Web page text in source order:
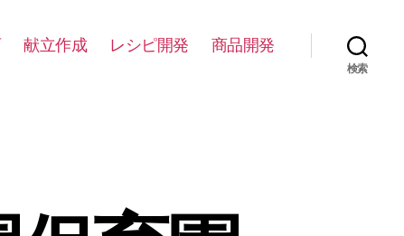
献立作成 レシピ開発 商品開発
検索